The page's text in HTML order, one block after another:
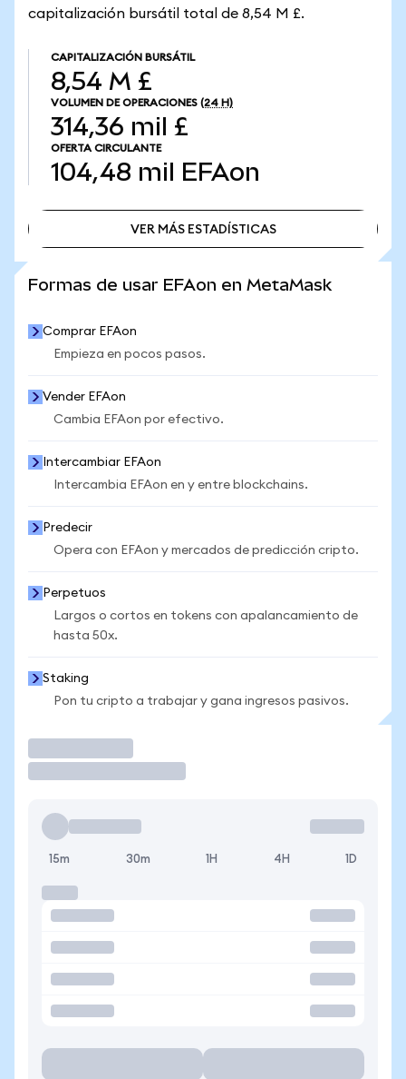
capitalización bursátil total de 8,54 M £.
CAPITALIZACIÓN BURSÁTIL
8,54 M £
VOLUMEN DE OPERACIONES (24 H)
314,36 mil £
OFERTA CIRCULANTE
104,48 mil EFAon
VER MÁS ESTADÍSTICAS
Formas de usar EFAon en MetaMask
Comprar EFAon
Empieza en pocos pasos.
Vender EFAon
Cambia EFAon por efectivo.
Intercambiar EFAon
Intercambia EFAon en y entre blockchains.
Predecir
Opera con EFAon y mercados de predicción cripto.
Perpetuos
Largos o cortos en tokens con apalancamiento de
hasta 50x.
Staking
Pon tu cripto a trabajar y gana ingresos pasivos.
15m 30m 1H 4H 1D